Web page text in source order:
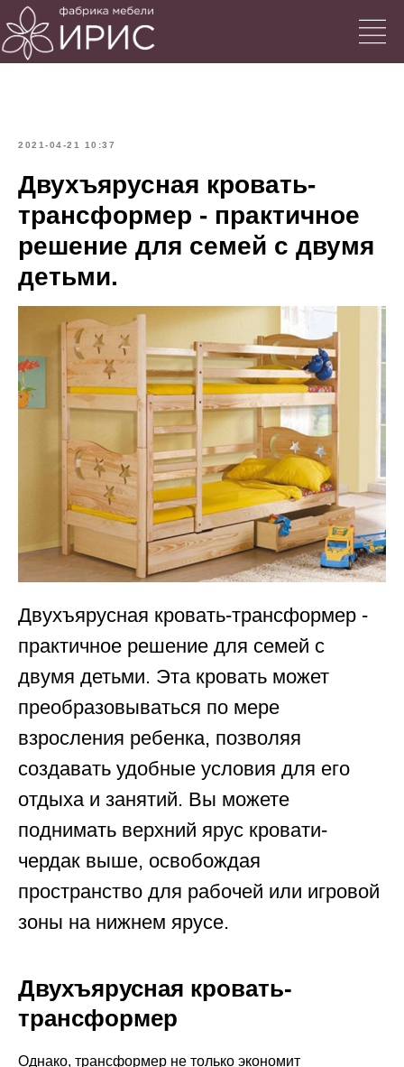
2021-04-21 10:37
Двухъярусная кровать-
трансформер - практичное
решение для семей с двумя
детьми.
Двухъярусная кровать-трансформер -
практичное решение для семей с
двумя детьми. Эта кровать может
преобразовываться по мере
взросления ребенка, позволяя
создавать удобные условия для его
отдыха и занятий. Вы можете
поднимать верхний ярус кровати-
чердак выше, освобождая
пространство для рабочей или игровой
зоны на нижнем ярусе.
Двухъярусная кровать-
трансформер
Однако, трансформер не только экономит